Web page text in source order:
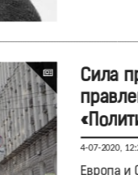
Сила
4-07-2020,
Европа и